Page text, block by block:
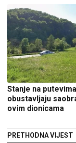
Stanje na
obustavljaju
ovim dionicama
PRETHODNA VIJEST